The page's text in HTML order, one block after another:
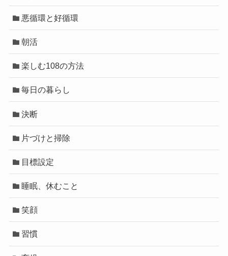
悪循環と好循環
朝活
楽しむ108の方法
毎日の暮らし
決断
片づけと掃除
目標設定
睡眠、休むこと
笑顔
習慣